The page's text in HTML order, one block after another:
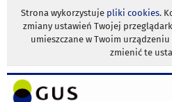
Strona wykorzystuje pliki cookies.
zmiany ustawień Twojej
umieszczane w Twoim
zmienić te